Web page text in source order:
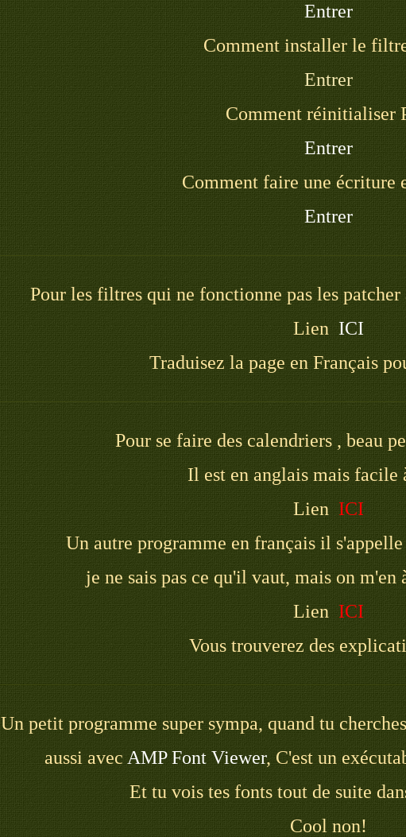
Entrer
Comment installer le
Entrer
Comment réinitialiser
Entrer
Comment faire une écriture
Entrer
Pour les filtres qui ne fonctionne pas les
Lien ICI
Traduisez la page en Français
Pour se faire des calendriers , beau
Il est en anglais mais facile
Lien ICI
Un autre programme en français il s'appelle
je ne sais pas ce qu'il vaut, mais on m'en
Lien ICI
Vous trouverez des
Un petit programme super sympa, quand tu
aussi avec AMP Font Viewer, C'est un
Et tu vois tes fonts tout de suite
Cool non!